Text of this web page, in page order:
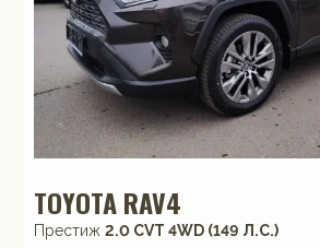
TOYOTA RAV4
Престиж 2.0 CVT 4WD (149 Л.С.)